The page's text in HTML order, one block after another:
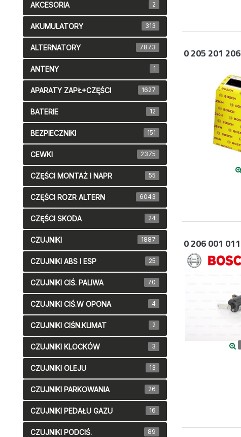
0 205 201 206
0 206 001 011
AKCESORIA 2
AKUMULATORY 313
ALTERNATORY 7873
ANTENY 1
APARATY ZAPŁ+CZĘŚCI 1627
BATERIE 12
BEZPIECZNIKI 151
CEWKI 2375
CZĘŚCI MONTAŻ I NAPR 55
CZĘŚCI ROZR ALTERN 6043
CZĘŚCI SKODA 24
CZUJNIKI 1887
CZUJNIKI ABS I ESP 25
CZUJNIKI CIŚ. PALIWA 70
CZUJNIKI CIŚ.W OPONA 4
CZUJNIKI CIŚN.KLIMAT 2
CZUJNIKI KLOCKÓW 3
CZUJNIKI OLEJU 13
CZUJNIKI PARKOWANIA 26
CZUJNIKI PEDAŁU GAZU 16
CZUJNIKI PODCIŚ. 89